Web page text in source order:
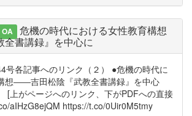
OA
危機の時代における女性教育構想
全書講録』を中心に
号各記事へのリンク（２） ●危機の時代に
想――吉田松陰『武教全書講録』を中心
上がページへのリンク、下がPDFへの直接
aIHzG8ejQM https://t.co/0Uir0M5tmy